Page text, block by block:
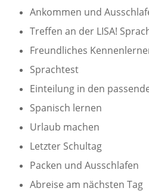
Ankommen und
Treffen an der LISA!
Freundliches
Sprachtest
Einteilung in den
Spanisch lernen
Urlaub machen
Letzter Schultag
Packen und Ausschlafen
Abreise am nächsten Tag